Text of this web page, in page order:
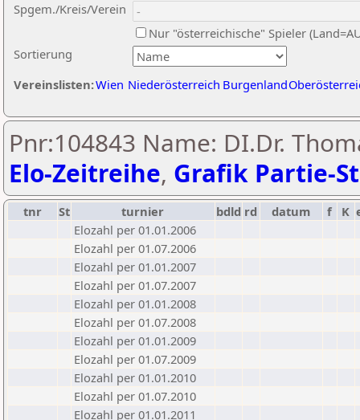
Sortierung
Spgem./Kreis/Verein
Nur "österreichische" Spieler
Vereinslisten:Wien Niederösterreich Burgenland
Pnr:104843 Name: DI.Dr.
Elo-Zeitreihe, Grafik Partie-
tnr St turnier bdld rd datum f K
Elozahl per 01.01.2006
Elozahl per 01.07.2006
Elozahl per 01.01.2007
Elozahl per 01.07.2007
Elozahl per 01.01.2008
Elozahl per 01.07.2008
Elozahl per 01.01.2009
Elozahl per 01.07.2009
Elozahl per 01.01.2010
Elozahl per 01.07.2010
Elozahl per 01.01.2011